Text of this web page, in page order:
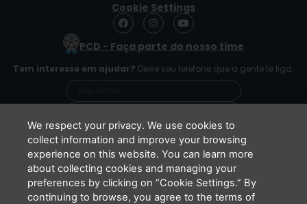
Cookie Settings
F
a
e
o
o
I
n
s
t
g
r
m
Y
o
t
b
e
PCD - Faça parte do nosso time
Tem interesse em ajudar? Deixe seu telefone que a gente te liga.
Li e concordo que minhas informações serão
tratadas de acordo com oAviso de Privacidade
da LBV
We respect your privacy. We use cookies to
collect information and improve your browsing
experience on this website. You can learn more
about collecting cookies and managing your
preferences by clicking on “Cookie Settings.” By
continuing to browse, you agree to the terms of